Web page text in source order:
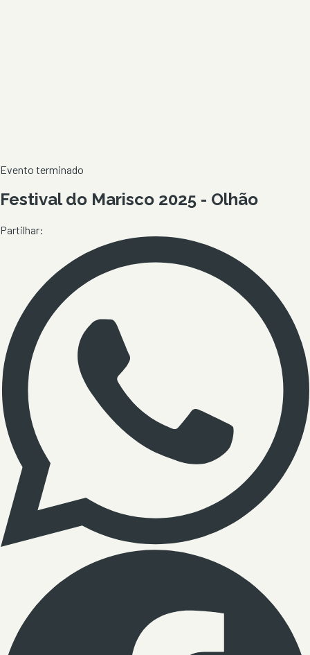
Evento terminado
Festival do Marisco 2025 - Olhão
Partilhar: